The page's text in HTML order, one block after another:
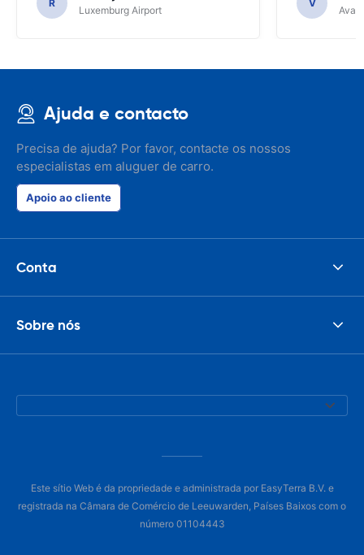
R
Luxemburg Airport
V
Ajuda e contacto
Precisa de ajuda? Por favor, contacte os nossos
especialistas em aluguer de carro.
Apoio ao cliente
Conta
Sobre nós
Este sítio Web é da propriedade e administrada por EasyTerra B.V. e
registrada na Câmara de Comércio de Leeuwarden, Países Baixos com o
número 01104443